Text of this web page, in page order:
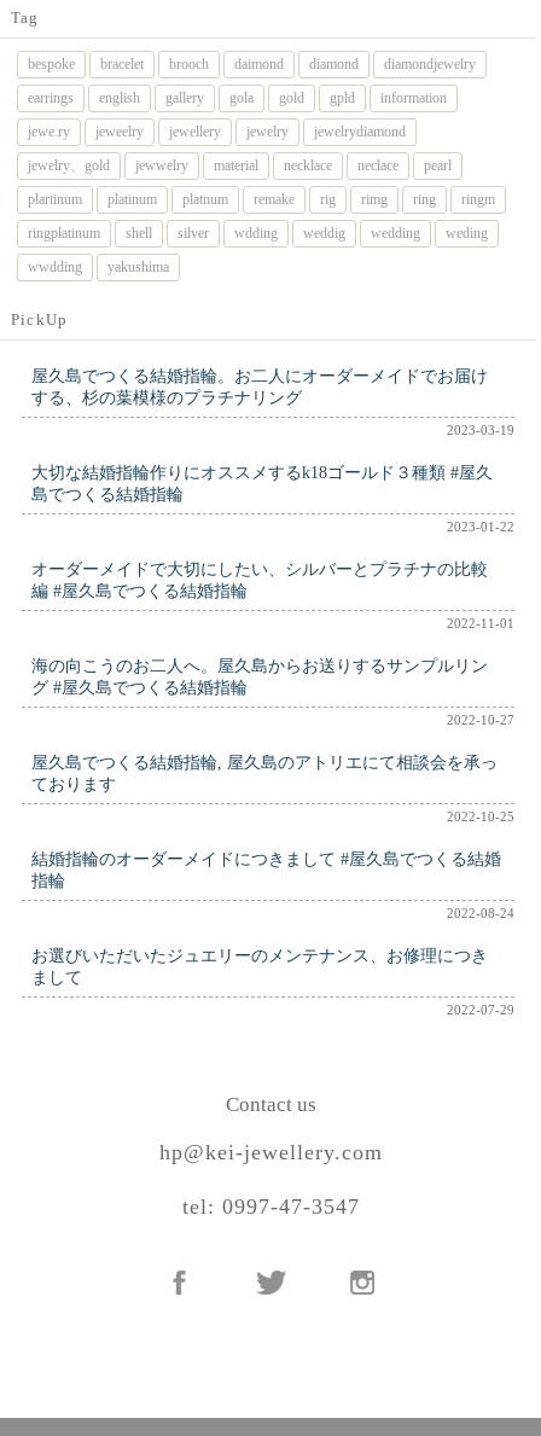
Tag
bespoke bracelet brooch daimond diamond
diamondjewelry
earrings
english gallery gola gold gpld
information
jewe.ry
jeweelry jewellery jewelry
jewelrydiamond
jewelry、gold
jewwelry material necklace neclace
pearl
plartinum
platinum platnum remake rig rimg ring
ringm
ringplatinum
shell silver wdding weddig wedding
weding
wwdding
yakushima
PickUp
屋久島でつくる結婚指輪。お二人にオーダーメイドでお届け
する、杉の葉模様のプラチナリング
2023-03-19
大切な結婚指輪作りにオススメするk18ゴールド３種類 #屋久
島でつくる結婚指輪
2023-01-22
オーダーメイドで大切にしたい、シルバーとプラチナの比較
編 #屋久島でつくる結婚指輪
2022-11-01
海の向こうのお二人へ。屋久島からお送りするサンプルリン
グ #屋久島でつくる結婚指輪
2022-10-27
屋久島でつくる結婚指輪, 屋久島のアトリエにて相談会を承っ
ております
2022-10-25
結婚指輪のオーダーメイドにつきまして #屋久島でつくる結婚
指輪
2022-08-24
お選びいただいたジュエリーのメンテナンス、お修理につき
まして
2022-07-29
Contact us
hp@kei-jewellery.com
tel: 0997-47-3547